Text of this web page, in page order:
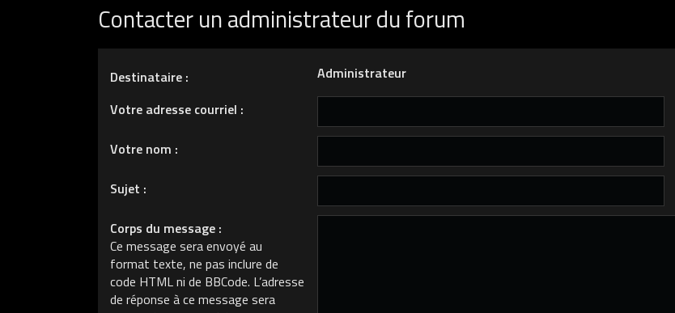
Contacter un administrateur du forum
Destinataire :
Administrateur
Votre adresse courriel :
Votre nom :
Sujet :
Corps du message :
Ce message sera envoyé au
format texte, ne pas inclure de
code HTML ni de BBCode. L’adresse
de réponse à ce message sera